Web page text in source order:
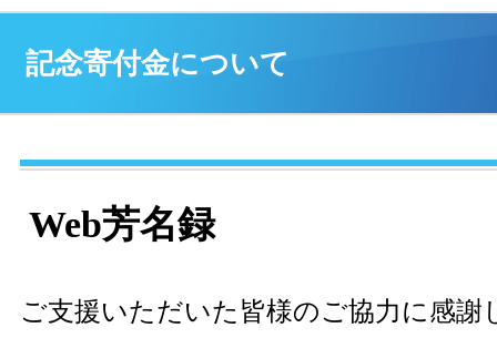
記念寄付金について
Web芳名録
ご支援いただいた皆様のご協力に感謝